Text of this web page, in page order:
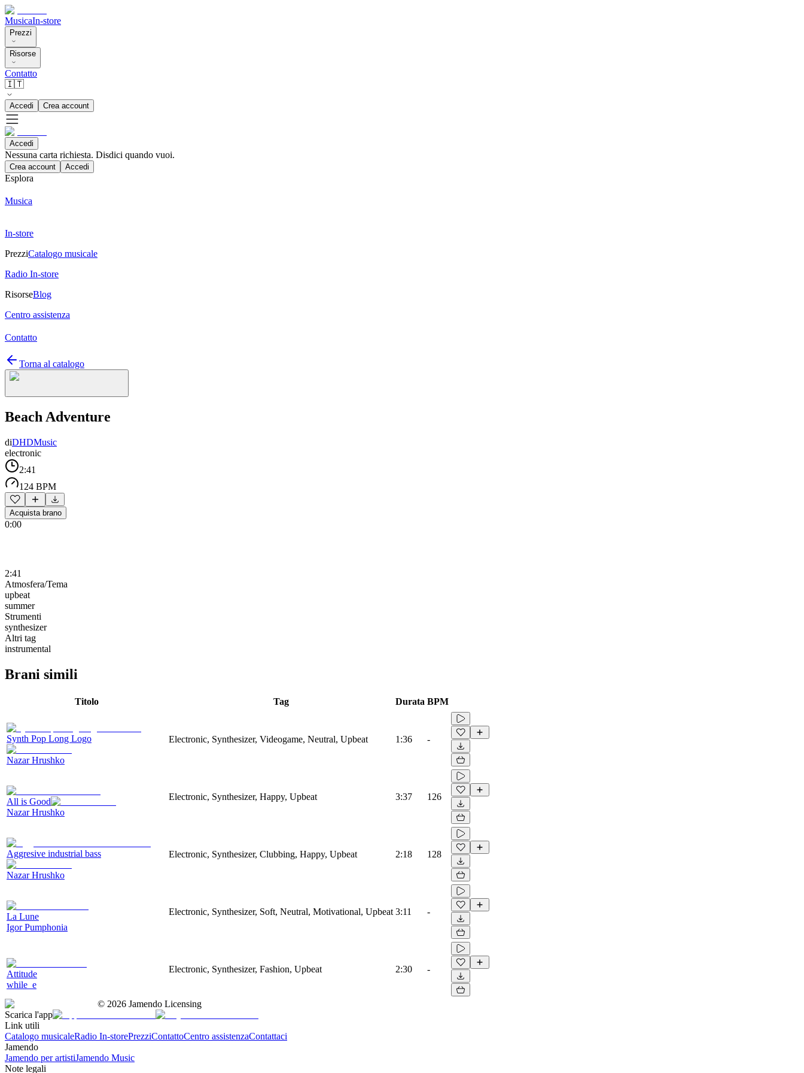
MusicaIn-store
Prezzi
Risorse
Contatto
🇮🇹
Accedi Crea account
Accedi
Nessuna carta richiesta. Disdici quando vuoi.
Crea account Accedi
Esplora
Musica
In-store
PrezziCatalogo musicale
Radio In-store
RisorseBlog
Centro assistenza
Contatto
Torna al catalogo
Beach Adventure
diDHDMusic
electronic
2:41
124 BPM
Acquista brano
0:00
2:41
Atmosfera/Tema
upbeat
summer
Strumenti
synthesizer
Altri tag
instrumental
Brani simili
Titolo Tag Durata BPM
Synth Pop Long Logo
Nazar Hrushko
Electronic, Synthesizer, Videogame, Neutral, Upbeat 1:36 -
All is Good
Nazar Hrushko
Electronic, Synthesizer, Happy, Upbeat 3:37 126
Aggresive industrial bass
Nazar Hrushko
Electronic, Synthesizer, Clubbing, Happy, Upbeat 2:18 128
La Lune
Igor Pumphonia
Electronic, Synthesizer, Soft, Neutral, Motivational, Upbeat 3:11 -
Attitude
while_e
Electronic, Synthesizer, Fashion, Upbeat 2:30 -
© 2026 Jamendo Licensing
Scarica l'app
Link utili
Catalogo musicaleRadio In-storePrezziContattoCentro assistenzaContattaci
Jamendo
Jamendo per artistiJamendo Music
Note legali